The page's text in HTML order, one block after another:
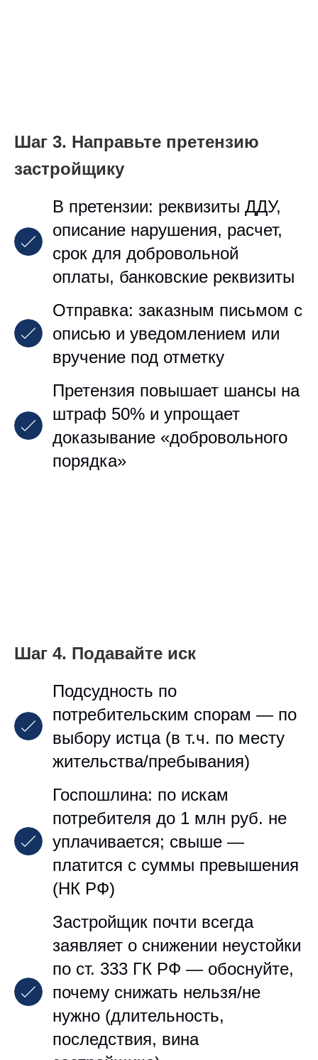
Шаг 3. Направьте претензию
застройщику
В претензии: реквизиты ДДУ,
описание нарушения, расчет,
срок для добровольной
оплаты, банковские реквизиты
Отправка: заказным письмом с
описью и уведомлением или
вручение под отметку
Претензия повышает шансы на
штраф 50% и упрощает
доказывание «добровольного
порядка»
Шаг 4. Подавайте иск
Подсудность по
потребительским спорам — по
выбору истца (в т.ч. по месту
жительства/пребывания)
Госпошлина: по искам
потребителя до 1 млн руб. не
уплачивается; свыше —
платится с суммы превышения
(НК РФ)
Застройщик почти всегда
заявляет о снижении неустойки
по ст. 333 ГК РФ — обоснуйте,
почему снижать нельзя/не
нужно (длительность,
последствия, вина